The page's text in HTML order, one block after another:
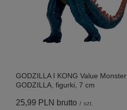
GODZILLA I KONG Value Monster
GODZILLA, figurki, 7 cm
25,99 PLN brutto / szt.